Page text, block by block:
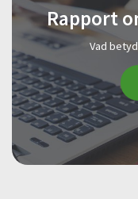
Rapport
Vad